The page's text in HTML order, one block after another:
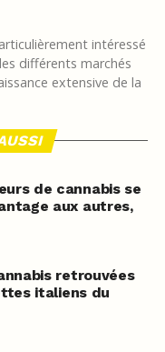
intéressé
différents marchés
extensive de la
de cannabis se
aux autres,
retrouvées
italiens du